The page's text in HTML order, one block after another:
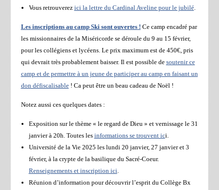
Vous retrouverez ici la lettre du Cardinal Aveline pour le jubilé.
Les inscriptions au camp Ski sont ouvertes ! Ce camp encadré par
les missionnaires de la Miséricorde se déroule du 9 au 15 février,
pour les collégiens et lycéens. Le prix maximum est de 450€, pris
qui devrait très probablement baisser. Il est possible de soutenir ce
camp et de permettre à un jeune de participer au camp en faisant un
don défiscalisable! Ca peut être un beau cadeau de Noël !
Notez aussi ces quelques dates :
Exposition sur le thème « le regard de Dieu » et vernissage le 31
janvier à 20h. Toutes les informations se trouvent ici.
Université de la Vie 2025 les lundi 20 janvier, 27 janvier et 3
février, à la crypte de la basilique du Sacré-Coeur.
Renseignements et inscription ici.
Réunion d’information pour découvrir l’esprit du Collège Bx